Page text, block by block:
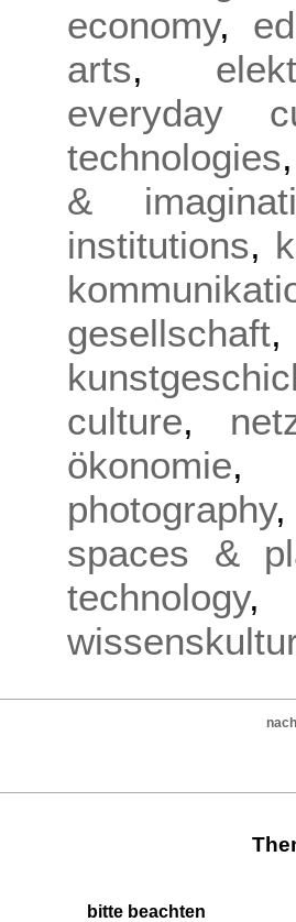
economy,
arts,
everyday
technologies
&
institutions,
gesellschaft
culture,
ökonomie
photography
spaces &
technology
bitte beachten